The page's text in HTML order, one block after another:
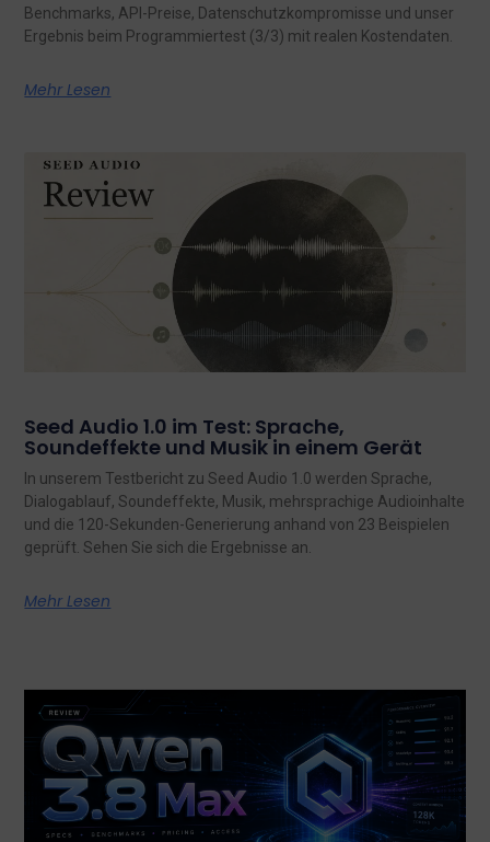
Benchmarks, API-Preise, Datenschutzkompromisse und unser
Ergebnis beim Programmiertest (3/3) mit realen Kostendaten.
Mehr Lesen
Seed Audio 1.0 im Test: Sprache,
Soundeffekte und Musik in einem Gerät
In unserem Testbericht zu Seed Audio 1.0 werden Sprache,
Dialogablauf, Soundeffekte, Musik, mehrsprachige Audioinhalte
und die 120-Sekunden-Generierung anhand von 23 Beispielen
geprüft. Sehen Sie sich die Ergebnisse an.
Mehr Lesen